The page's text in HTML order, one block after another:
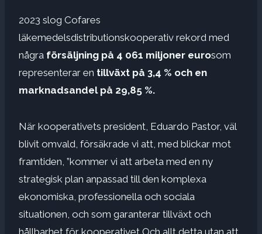
2023 slog Cofares
läkemedelsdistributionskooperativ rekord med
några försäljning på 4 061 miljoner eurosom
representerar en tillväxt på 3,4 % och en
marknadsandel på 29,85 %.
När kooperativets president, Eduardo Pastor, väl
blivit omvald, försäkrade vi att, med blickar mot
framtiden, ”kommer vi att arbeta med en ny
strategisk plan anpassad till den komplexa
ekonomiska, professionella och sociala
situationen, och som garanterar tillväxt och
hållbarhet för kooperativet Och allt detta utan att